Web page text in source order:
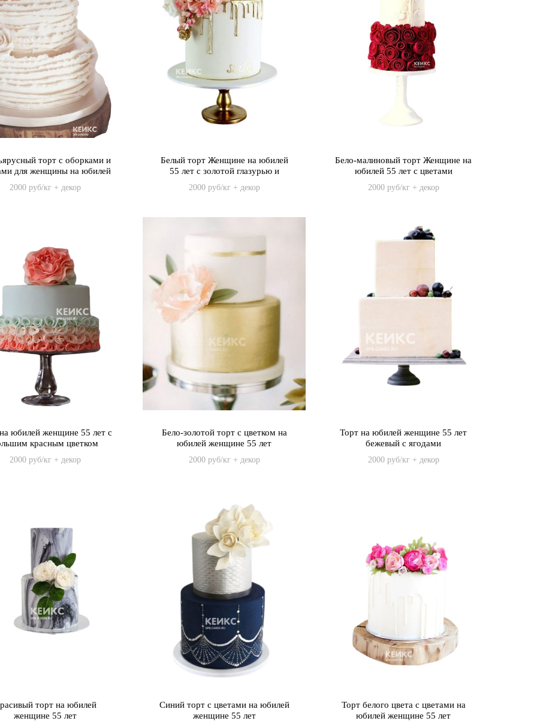
торт с оборками и
для женщины на юбилей
2000 руб/кг + декор
Белый торт Женщине на юбилей
55 лет с золотой глазурью и
2000 руб/кг + декор
Бело-малиновый торт Женщине на
юбилей 55 лет с цветами
2000 руб/кг + декор
юбилей женщине 55 лет с
красным цветком
2000 руб/кг + декор
Бело-золотой торт с цветком на
юбилей женщине 55 лет
2000 руб/кг + декор
Торт на юбилей женщине 55 лет
бежевый с ягодами
2000 руб/кг + декор
торт на юбилей
женщине 55 лет
Синий торт с цветами на юбилей
женщине 55 лет
Торт белого цвета с цветами на
юбилей женщине 55 лет